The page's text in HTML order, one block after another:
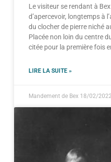
Le visiteur se rendant à
d’apercevoir, longtemps à
du clocher de pierre niché
Placée non loin du centre
citée pour la première fois
LIRE LA SUITE »
Mandement de Bex 18/02/2022